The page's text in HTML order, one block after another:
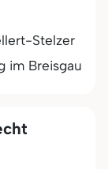
Stelzer
im Breisgau